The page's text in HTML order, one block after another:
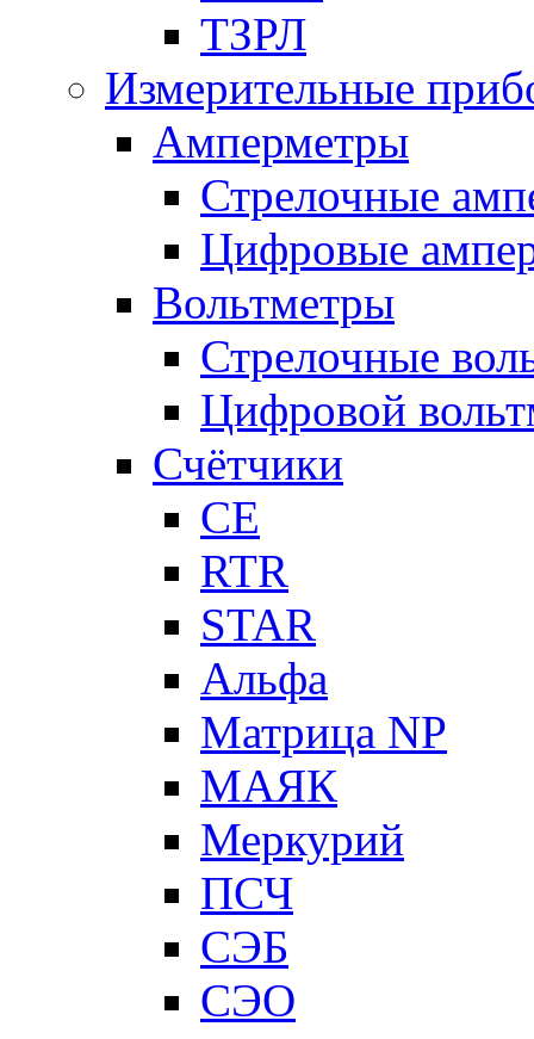
ТЗРЛ
Измерительные
Амперметры
Стрелочные
Цифровые
Вольтметры
Стрелочные
Цифровой
Счётчики
CE
RTR
STAR
Альфа
Матрица NP
МАЯК
Меркурий
ПСЧ
СЭБ
СЭО